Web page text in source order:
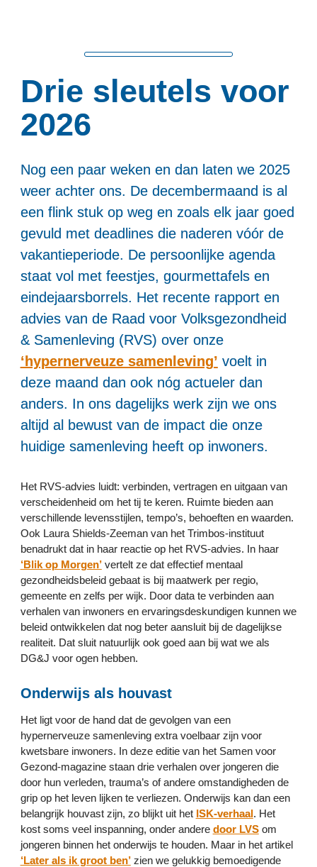
Drie sleutels voor
2026
Nog een paar weken en dan laten we 2025
weer achter ons. De decembermaand is al
een flink stuk op weg en zoals elk jaar goed
gevuld met deadlines die naderen vóór de
vakantieperiode. De persoonlijke agenda
staat vol met feestjes, gourmettafels en
eindejaarsborrels. Het recente rapport en
advies van de Raad voor Volksgezondheid
& Samenleving (RVS) over onze
‘hypernerveuze samenleving’ voelt in
deze maand dan ook nóg actueler dan
anders. In ons dagelijks werk zijn we ons
altijd al bewust van de impact die onze
huidige samenleving heeft op inwoners.
Het RVS-advies luidt: verbinden, vertragen en uitgaan van
verscheidenheid om het tij te keren. Ruimte bieden aan
verschillende levensstijlen, tempo’s, behoeften en waarden.
Ook Laura Shields-Zeeman van het Trimbos-instituut
benadrukt dat in haar reactie op het RVS-advies. In haar
‘Blik op Morgen’ vertelt ze dat effectief mentaal
gezondheidsbeleid gebaat is bij maatwerk per regio,
gemeente en zelfs per wijk. Door data te verbinden aan
verhalen van inwoners en ervaringsdeskundigen kunnen we
beleid ontwikkelen dat nog beter aansluit bij de dagelijkse
realiteit. Dat sluit natuurlijk ook goed aan bij wat we als
DG&J voor ogen hebben.
Onderwijs als houvast
Het ligt voor de hand dat de gevolgen van een
hypernerveuze samenleving extra voelbaar zijn voor
kwetsbare inwoners. In deze editie van het Samen voor
Gezond-magazine staan drie verhalen over jongeren die
door hun verleden, trauma’s of andere omstandigheden de
grip op het leven lijken te verliezen. Onderwijs kan dan een
belangrijk houvast zijn, zo blijkt uit het ISK-verhaal. Het
kost soms veel inspanning, onder andere door LVS om
jongeren binnen het onderwijs te houden. Maar in het artikel
‘Later als ik groot ben’ zien we gelukkig bemoedigende